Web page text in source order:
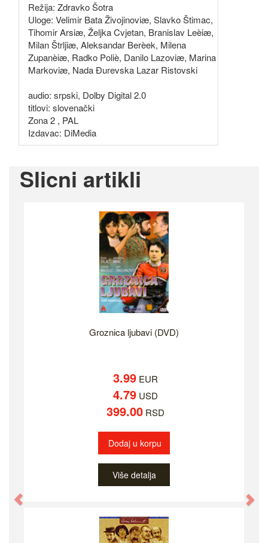
Režija: Zdravko Šotra
Uloge: Velimir Bata Živojinoviæ, Slavko Štimac,
Tihomir Arsiæ, Željka Cvjetan, Branislav Leèiæ,
Milan Štrljiæ, Aleksandar Berèek, Milena
Zupanèiæ, Radko Poliè, Danilo Lazoviæ, Marina
Markoviæ, Nada Ðurevska Lazar Ristovski
audio: srpski, Dolby Digital 2.0
titlovi: slovenački
Zona 2 , PAL
Izdavac: DiMedia
Slicni artikli
Groznica ljubavi (DVD)
3.99 EUR
4.79 USD
399.00 RSD
Dodaj u korpu
Više detalja